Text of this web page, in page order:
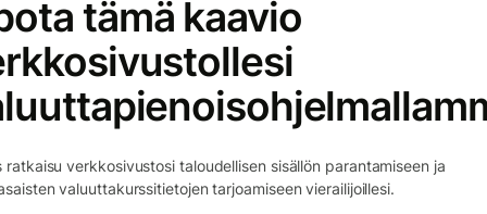
tämä kaavio
ratkaisu verkkosivustosi taloudellisen sisällön parantamiseen ja
valuuttakurssitietojen tarjoamiseen vierailijoillesi.